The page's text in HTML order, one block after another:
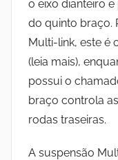
o eixo dianteiro
do quinto braço.
Multi-link, este é
(leia mais),
possui o
braço controla
rodas traseiras.
A suspensão